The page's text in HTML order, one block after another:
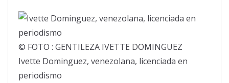
© FOTO : GENTILEZA IVETTE DOMINGUEZ
Ivette Dominguez, venezolana, licenciada en
periodismo